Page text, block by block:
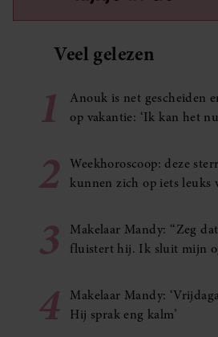
Veel gelezen
1
Anouk is net gescheiden
op vakantie: ‘Ik kan het
2
Weekhoroscoop: deze
kunnen zich op iets leuks
3
Makelaar Mandy: ‘‘Zeg
fluistert hij. Ik sluit mijn
4
Makelaar Mandy:
Hij sprak eng kalm’